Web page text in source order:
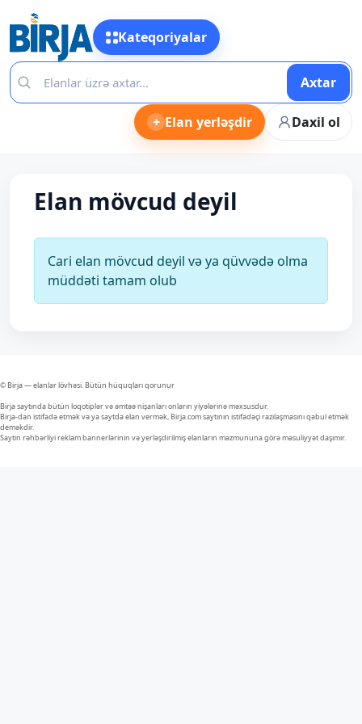
Kateqoriyalar
Axtar
+ Elan yerləşdir Daxil ol
Elan mövcud deyil
Cari elan mövcud deyil və ya qüvvədə olma
müddəti tamam olub
© Birja — elanlar lövhəsi. Bütün hüquqları qorunur
Birja saytında bütün loqotiplər və əmtəə nişanları onların yiyələrinə məxsusdur.
Birja-dan istifadə etmək və ya saytda elan vermək, Birja.com saytının istifadəçi razılaşmasını qəbul etmək
deməkdir.
Saytın rəhbərliyi reklam bannerlərinin və yerləşdirilmiş elanların məzmununa görə məsuliyyət daşımır.